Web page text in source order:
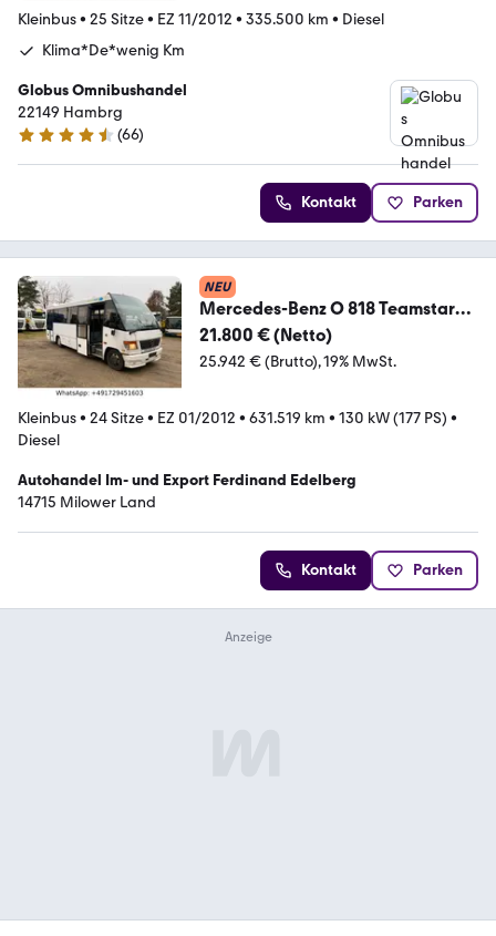
Kleinbus• 25 Sitze• EZ 11/2012 • 335.500 km • Diesel
Klima*De*wenig Km
Globus Omnibushandel
22149 Hambrg
4.4 Sterne
(66)
Kontakt Parken
NEU
Mercedes-Benz O 818 Teamstar
24 Sitze / 13 Stehplätze City
21.800 € (Netto)
25.942 € (Brutto) 19% MwSt.
Kleinbus• 24 Sitze• EZ 01/2012 • 631.519 km • 130 kW (177 PS) •
Diesel
Autohandel Im- und Export Ferdinand Edelberg
14715 Milower Land
Kontakt Parken